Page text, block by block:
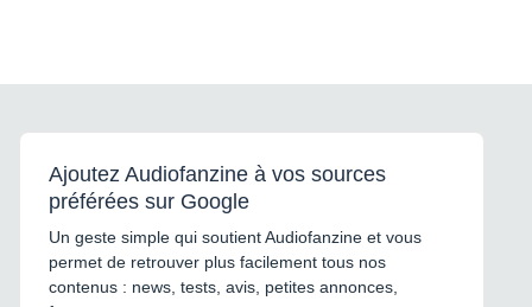
Ajoutez Audiofanzine à vos sources
préférées sur Google
Un geste simple qui soutient Audiofanzine et vous
permet de retrouver plus facilement tous nos
contenus : news, tests, avis, petites annonces,